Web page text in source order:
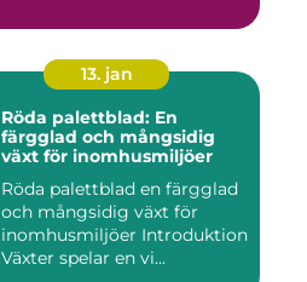
13. jan
Röda palettblad: En
färgglad och mångsidig
växt för inomhusmiljöer
Röda palettblad en färgglad
och mångsidig växt för
inomhusmiljöer Introduktion
Växter spelar en vi...